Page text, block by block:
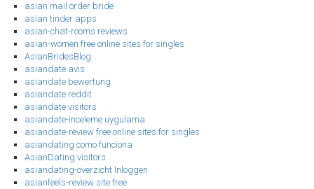
asian mail order bride
asian tinder apps
asian-chat-rooms reviews
asian-women free online sites for singles
AsianBridesBlog
asiandate avis
asiandate bewertung
asiandate reddit
asiandate visitors
asiandate-inceleme uygulama
asiandate-review free online sites for singles
asiandating como funciona
AsianDating visitors
asiandating-overzicht Inloggen
asianfeels-review site free